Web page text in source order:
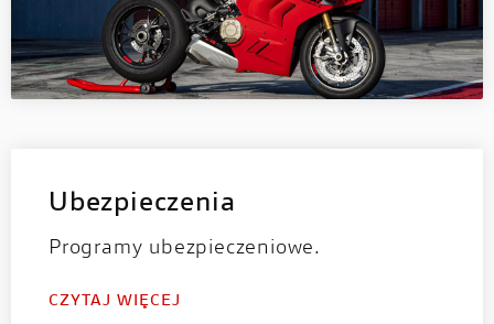
Ubezpieczenia
Programy ubezpieczeniowe.
CZYTAJ WIĘCEJ